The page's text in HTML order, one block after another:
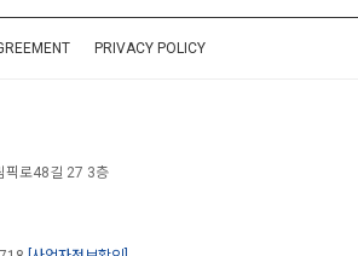
PRIVACY POLICY
픽로48길 27 3층